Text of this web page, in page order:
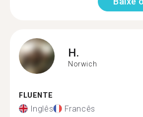
H.
Norwich
FLUENTE
Inglês Francês